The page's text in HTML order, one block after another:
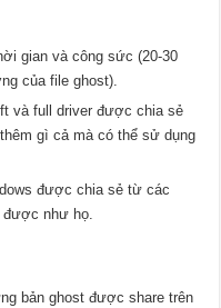
gian và công sức (20-30
của file ghost).
và full driver được chia sẻ
gì cả mà có thể sử dụng
được chia sẻ từ các
được như họ.
bản ghost được share trên